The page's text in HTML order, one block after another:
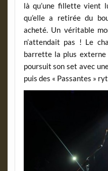
là qu’une fillette vient
qu’elle a retirée du
acheté. Un véritable
n’attendait pas ! Le
barrette la plus externe
poursuit son set avec
puis des « Passantes »